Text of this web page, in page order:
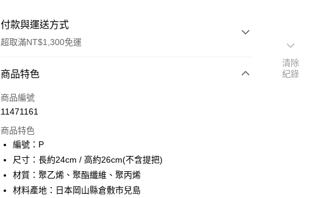
付款與運送方式
超取滿NT$1,300免運
付款方式
信用卡一次付款
LINE Pay
Apple Pay
街口支付
商品特色
商品編號
11471161
商品特色
編號：P
尺寸：長約24cm / 高約26cm(不含提把)
材質：聚乙烯、聚酯纖維、聚丙烯
材料產地：日本岡山縣倉敷市兒島
清除
紀錄